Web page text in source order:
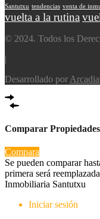
Santutxu tendencias venta de
vuelta a la rutina
© 2024. Todos los
|
Desarrollado por
Comparar Propiedades
Compara
Se pueden comparar
primera será
Inmobiliaria Santutxu
Iniciar sesión